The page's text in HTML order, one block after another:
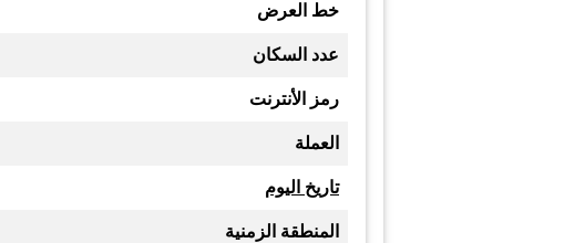
خط العرض
عدد السكان
رمز الأنترنت
العملة
تاريخ اليوم
المنطقة الزمنية